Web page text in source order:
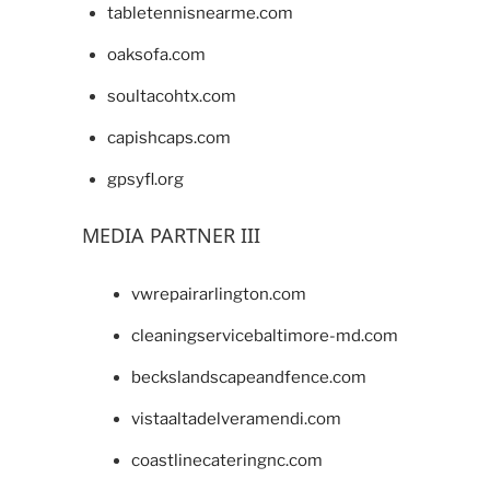
tabletennisnearme.com
oaksofa.com
soultacohtx.com
capishcaps.com
gpsyfl.org
MEDIA PARTNER III
vwrepairarlington.com
cleaningservicebaltimore-md.com
beckslandscapeandfence.com
vistaaltadelveramendi.com
coastlinecateringnc.com